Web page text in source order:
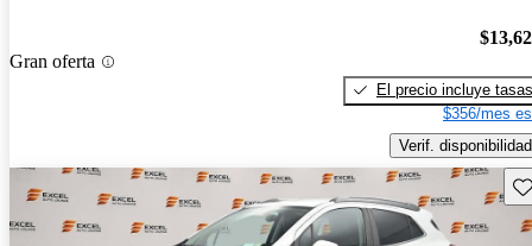
Gran oferta
El precio incluye tasas
$356/mes
Verif. disponibilidad